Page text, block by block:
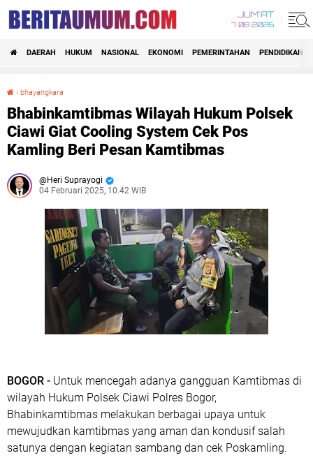
JUM'AT
7 08 2026
DAERAH HUKUM NASIONAL EKONOMI PEMERINTAHAN PENDIDIKAN
› bhayangkara
Bhabinkamtibmas Wilayah Hukum Polsek
Ciawi Giat Cooling System Cek Pos
Kamling Beri Pesan Kamtibmas
Heri Suprayogi
04 Februari 2025, 10.42 WIB
BOGOR - Untuk mencegah adanya gangguan Kamtibmas di
wilayah Hukum Polsek Ciawi Polres Bogor,
Bhabinkamtibmas melakukan berbagai upaya untuk
mewujudkan kamtibmas yang aman dan kondusif salah
satunya dengan kegiatan sambang dan cek Poskamling.